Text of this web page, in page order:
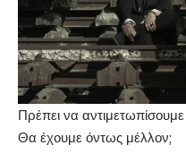
Πρέπει να
Θα έχουμε όντως μέλλον;